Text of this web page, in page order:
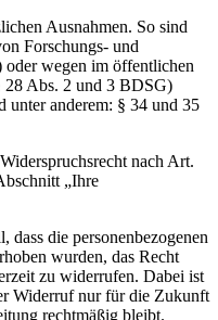
Ausnahmen. So sind
Forschungs- und
wegen im öffentlichen
28 Abs. 2 und 3 BDSG)
unter anderem: § 34 und 35
nach Art.
„Ihre
dass die personenbezogenen
wurden, das Recht
zu widerrufen. Dabei ist
Widerruf nur für die Zukunft
rechtmäßig bleibt.